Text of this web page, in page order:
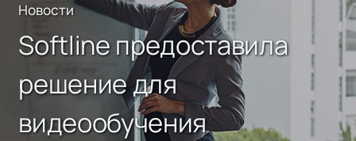
Новости
Softline предоставила
решение для
видеообучения